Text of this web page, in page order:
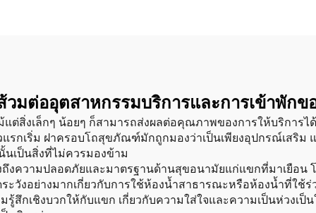
มต่ออุตสาหกรรมบริการและการเข้าพักข
ต่สิ่งเล็กๆ น้อยๆ ก็สามารถส่งผลต่อคุณภาพของการให้บริการไ
กเริ่ม ฝาครอบโถสุขภัณฑ์มักถูกมองว่าเป็นเพียงอุปกรณ์เสริ
เป็นสิ่งที่ไม่ควรมองข้าม
วามปลอดภัยและมาตรฐานด้านสุขอนามัยแก่แขกที่มาเยือน โ
ะวังอย่างมากเกี่ยวกับการใช้ห้องน้ำสาธารณะหรือห้องน้ำที่ใ
กเชิงบวกให้กับแขก เกี่ยวกับความใส่ใจและความเป็นห่วงเป็